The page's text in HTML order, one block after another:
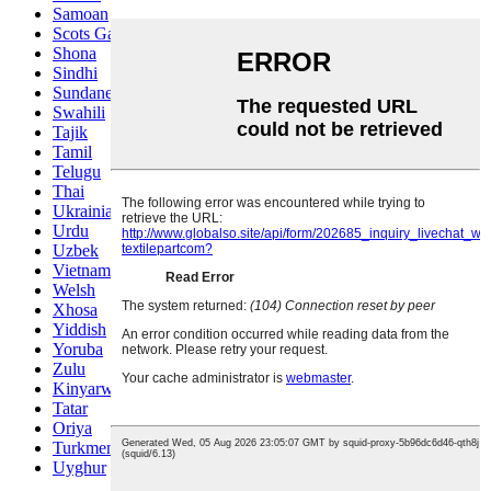
Samoan
Scots Gaelic
Shona
Sindhi
Sundanese
Swahili
Tajik
Tamil
Telugu
Thai
Ukrainian
Urdu
Uzbek
Vietnamese
Welsh
Xhosa
Yiddish
Yoruba
Zulu
Kinyarwanda
Tatar
Oriya
Turkmen
Uyghur